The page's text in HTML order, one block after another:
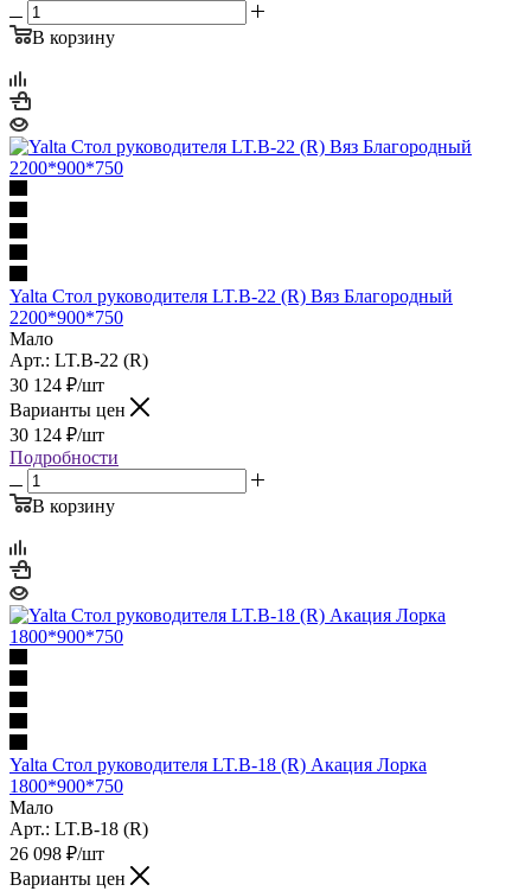
В корзину
Yalta Стол руководителя LT.B-22 (R) Вяз Благородный
2200*900*750
Мало
Арт.: LT.B-22 (R)
30 124 ₽/шт
Варианты цен
30 124 ₽/шт
Подробности
В корзину
Yalta Стол руководителя LT.B-18 (R) Акация Лорка
1800*900*750
Мало
Арт.: LT.B-18 (R)
26 098 ₽/шт
Варианты цен